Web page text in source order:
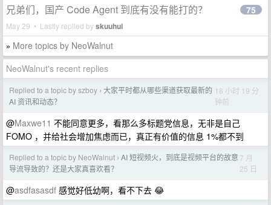
兄弟们，国产 Code Agent 到底有没有能打的？
May 29 • Lastly replied byskuuhui
75
» More topics by NeoWalnut
NeoWalnut's recent replies
Replied to a topic by szboy › 大家平时都从哪些渠道获取最新的
AI 资讯和动态？
18 小时 19 分
钟前
@Maxwe11 不能同意更多，看那么多标题党信息，无非是自己
FOMO ，并给社会增加焦虑而已，真正有价值的信息 1%都不到
Replied to a topic by NeoWalnut › AI 短视频火，到底是视频平台的故意
导流导致的？还是大家真喜欢看？
7 月
25 日
@asdfasasdf 感觉好低幼啊，看不下去 😂